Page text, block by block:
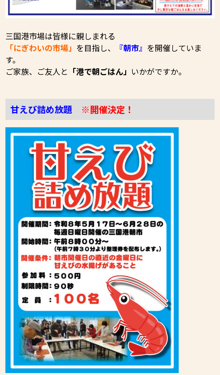
三国港市場は皆様に親しまれる
「にぎわいの市場」 を目指し、 『朝市』 を開催していま
す。
ご家族、ご友人と 「港で朝ごはん」 いかがですか。
甘えび詰め放題 ※開催決定！